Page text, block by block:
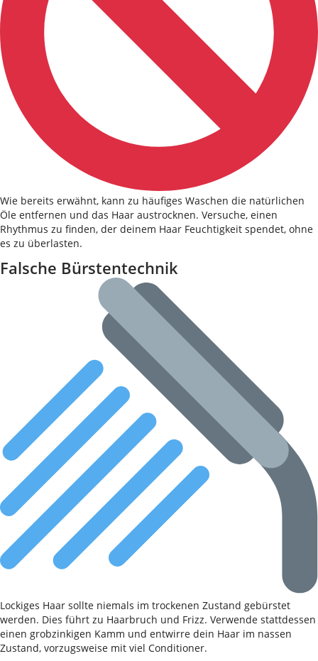
Wie bereits erwähnt, kann zu häufiges Waschen die natürlichen
Öle entfernen und das Haar austrocknen. Versuche, einen
Rhythmus zu finden, der deinem Haar Feuchtigkeit spendet, ohne
es zu überlasten.
Falsche Bürstentechnik
Lockiges Haar sollte niemals im trockenen Zustand gebürstet
werden. Dies führt zu Haarbruch und Frizz. Verwende stattdessen
einen grobzinkigen Kamm und entwirre dein Haar im nassen
Zustand, vorzugsweise mit viel Conditioner.